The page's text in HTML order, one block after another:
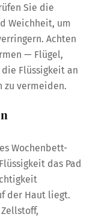
Sie die
Weichheit, um
Achten
— Flügel,
Flüssigkeit an
zu vermeiden.
Wochenbett-
das Pad
der Haut liegt.